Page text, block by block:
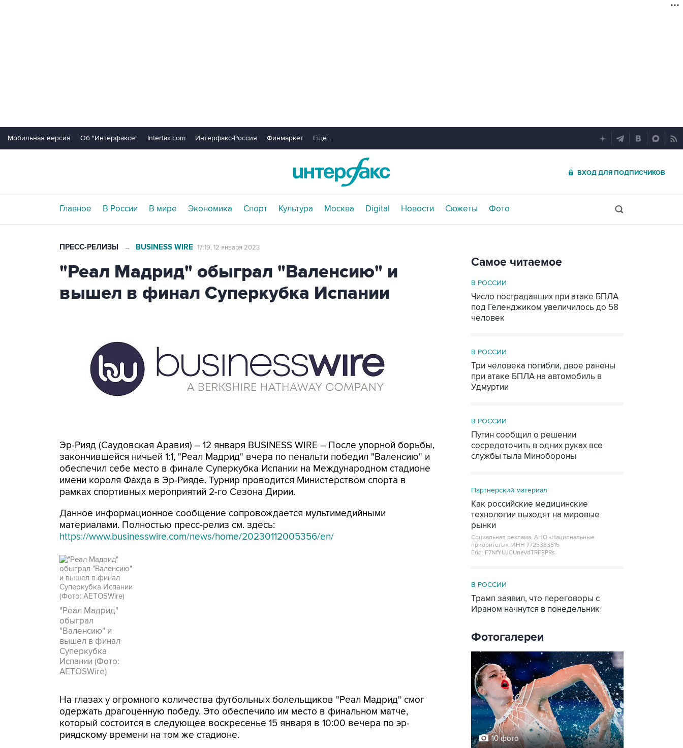
Мобильная версия Об "Интерфаксе" Interfax.com Интерфакс-Россия Финмаркет Еще...
ВХОД ДЛЯ ПОДПИСЧИКОВ
Главное В России В мире Экономика Спорт Культура Москва Digital Новости Сюжеты Фото
ПРЕСС-РЕЛИЗЫ → BUSINESS WIRE 17:19, 12 января 2023
"Реал Мадрид" обыграл "Валенсию" и
вышел в финал Суперкубка Испании
Эр-Рияд (Саудовская Аравия) – 12 января BUSINESS WIRE – После упорной борьбы,
закончившейся ничьей 1:1, "Реал Мадрид" вчера по пенальти победил "Валенсию" и
обеспечил себе место в финале Суперкубка Испании на Международном стадионе
имени короля Фахда в Эр-Рияде. Турнир проводится Министерством спорта в
рамках спортивных мероприятий 2-го Сезона Дирии.
Данное информационное сообщение сопровождается мультимедийными
материалами. Полностью пресс-релиз см. здесь:
https://www.businesswire.com/news/home/20230112005356/en/
"Реал Мадрид"
обыграл
"Валенсию" и
вышел в финал
Суперкубка
Испании (Фото:
AETOSWire)
На глазах у огромного количества футбольных болельщиков "Реал Мадрид" смог
одержать драгоценную победу. Это обеспечило им место в финальном матче,
который состоится в следующее воскресенье 15 января в 10:00 вечера по эр-
риядскому времени на том же стадионе.
Самое читаемое
В РОССИИ
Число пострадавших при атаке БПЛА
под Геленджиком увеличилось до 58
человек
В РОССИИ
Три человека погибли, двое ранены
при атаке БПЛА на автомобиль в
Удмуртии
В РОССИИ
Путин сообщил о решении
сосредоточить в одних руках все
службы тыла Минобороны
Партнерский материал
Как российские медицинские
технологии выходят на мировые
рынки
Социальная реклама, АНО «Национальные
приоритеты». ИНН 7725383515
Erid: F7NfYUJCUneVdTRF8PRs
В РОССИИ
Трамп заявил, что переговоры с
Ираном начнутся в понедельник
Фотогалереи
10 фото